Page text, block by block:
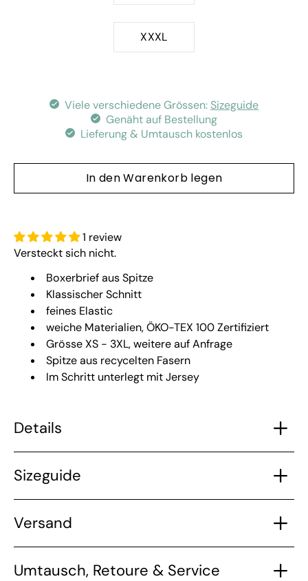
XXXL
Viele verschiedene Grössen: Sizeguide
Genäht auf Bestellung
Lieferung & Umtausch kostenlos
In den Warenkorb legen
1 review
Versteckt sich nicht.
Boxerbrief aus Spitze
Klassischer Schnitt
feines Elastic
weiche Materialien, ÖKO-TEX 100 Zertifiziert
Grösse XS - 3XL, weitere auf Anfrage
Spitze aus recycelten Fasern
Im Schritt unterlegt mit Jersey
Details
Sizeguide
Versand
Umtausch, Retoure & Service